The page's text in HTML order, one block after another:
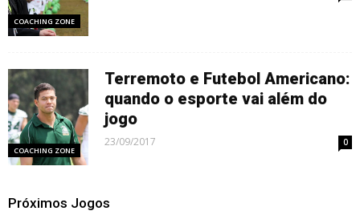
COACHING ZONE
COACHING ZONE
Terremoto e Futebol Americano:
quando o esporte vai além do
jogo
23/09/2017 0
Próximos Jogos